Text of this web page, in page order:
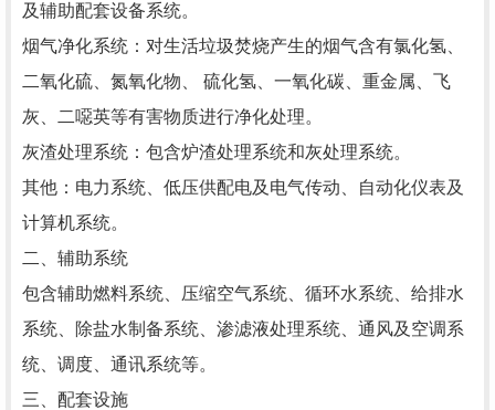
及辅助配套设备系统。
烟气净化系统：对生活垃圾焚烧产生的烟气含有氯化氢、
二氧化硫、氮氧化物、 硫化氢、一氧化碳、重金属、飞
灰、二噁英等有害物质进行净化处理。
灰渣处理系统：包含炉渣处理系统和灰处理系统。
其他：电力系统、低压供配电及电气传动、自动化仪表及
计算机系统。
二、辅助系统
包含辅助燃料系统、压缩空气系统、循环水系统、给排水
系统、除盐水制备系统、渗滤液处理系统、通风及空调系
统、调度、通讯系统等。
三、配套设施